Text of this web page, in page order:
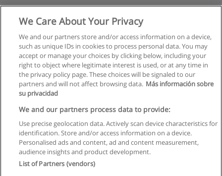
Правила пользования
Конфиденциальность информации
Напишите Educaedu
Copyright © Educaedu Business S.L. - CIF : B-95610580: -
We Care About Your Privacy
We and our partners store and/or access information on a device,
such as unique IDs in cookies to process personal data. You may
accept or manage your choices by clicking below, including your
right to object where legitimate interest is used, or at any time in
the privacy policy page. These choices will be signaled to our
partners and will not affect browsing data. Más información sobre
su privacidad
We and our partners process data to provide:
Use precise geolocation data. Actively scan device characteristics for
identification. Store and/or access information on a device.
Personalised ads and content, ad and content measurement,
audience insights and product development.
List of Partners (vendors)